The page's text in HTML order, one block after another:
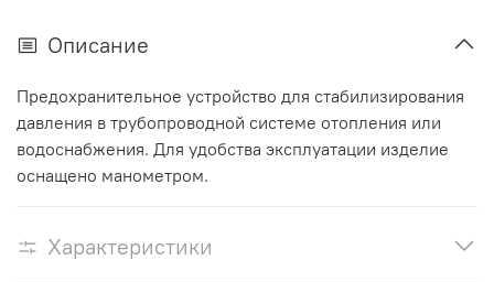
Описание
Предохранительное устройство для стабилизирования
давления в трубопроводной системе отопления или
водоснабжения. Для удобства эксплуатации изделие
оснащено манометром.
Характеристики